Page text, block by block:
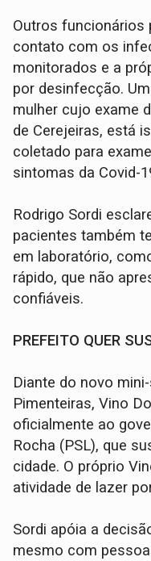
Outros funcionários
contato com os
monitorados e a
por desinfecção.
mulher cujo exame
de Cerejeiras, está
coletado para
sintomas da Covid-
Rodrigo Sordi
pacientes também
em laboratório,
rápido, que não
confiáveis.
PREFEITO QUER
Diante do novo
Pimenteiras, Vino
oficialmente ao
Rocha (PSL), que
cidade. O próprio
atividade de lazer
Sordi apóia a
mesmo com